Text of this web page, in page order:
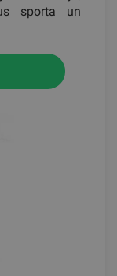
sporta un